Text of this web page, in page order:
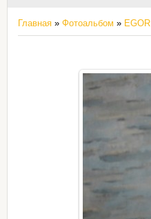
Главная » Фотоальбом » EGOR